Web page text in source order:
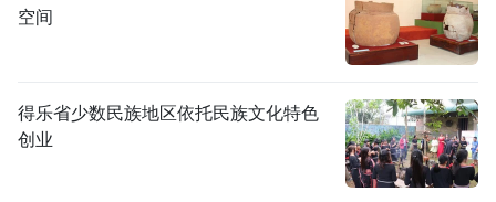
空间
得乐省少数民族地区依托民族文化特色
创业